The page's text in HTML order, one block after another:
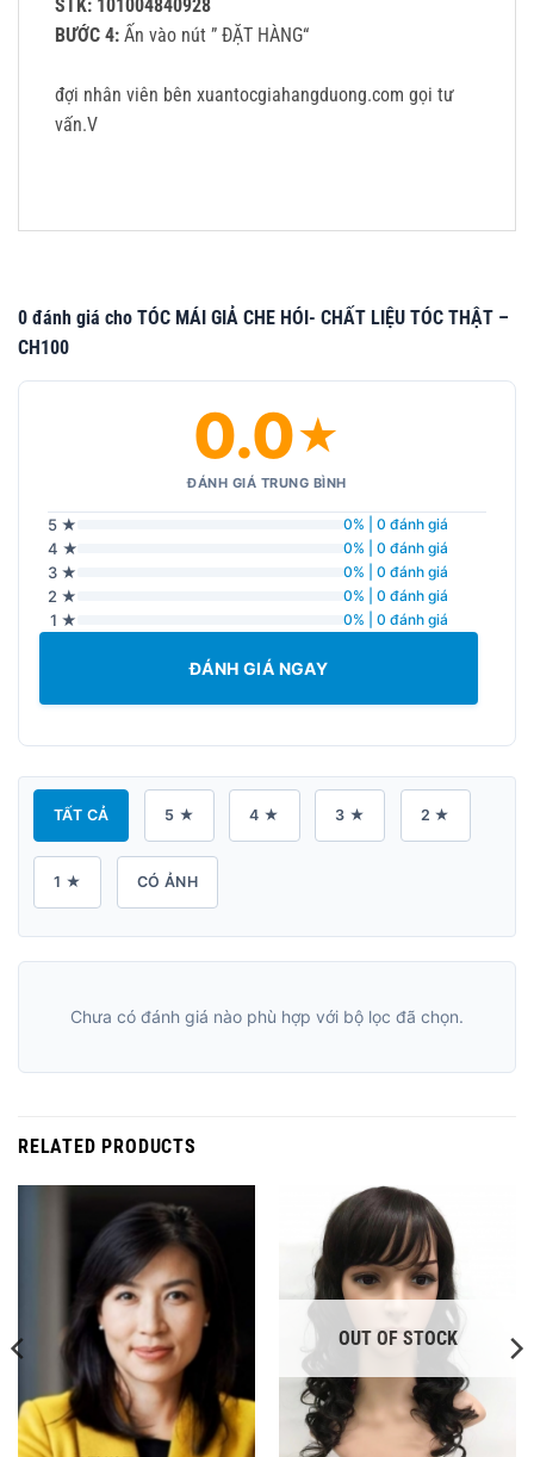
STK: 101004840928
BƯỚC 4: Ấn vào nút ” ĐẶT HÀNG“
đợi nhân viên bên xuantocgiahangduong.com gọi tư
vấn.V
0 đánh giá cho TÓC MÁI GIẢ CHE HÓI- CHẤT LIỆU TÓC THẬT –
CH100
0.0★
ĐÁNH GIÁ TRUNG BÌNH
5 ★ 0% | 0 đánh giá
4 ★ 0% | 0 đánh giá
3 ★ 0% | 0 đánh giá
2 ★ 0% | 0 đánh giá
1 ★ 0% | 0 đánh giá
ĐÁNH GIÁ NGAY
TẤT CẢ 5 ★ 4 ★ 3 ★ 2 ★
1 ★ CÓ ẢNH
Chưa có đánh giá nào phù hợp với bộ lọc đã chọn.
RELATED PRODUCTS
OUT OF STOCK